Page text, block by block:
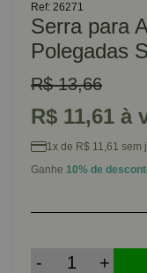
Ref: 26271
Serra para
Polegadas
R$ 13,66
R$ 11,61 à
1x de R$ 11,61 sem
Ganhe 10% de
- +